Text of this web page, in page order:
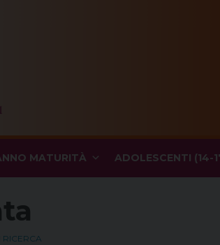
MATURITÀ ADOLESCENTI (14-
RICERCA